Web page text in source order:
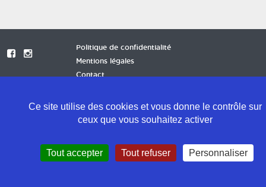
Politique de confidentialité
Mentions légales
Contact
Ce site utilise des cookies et vous donne le contrôle sur
ceux que vous souhaitez activer
Tout accepter Tout refuser Personnaliser